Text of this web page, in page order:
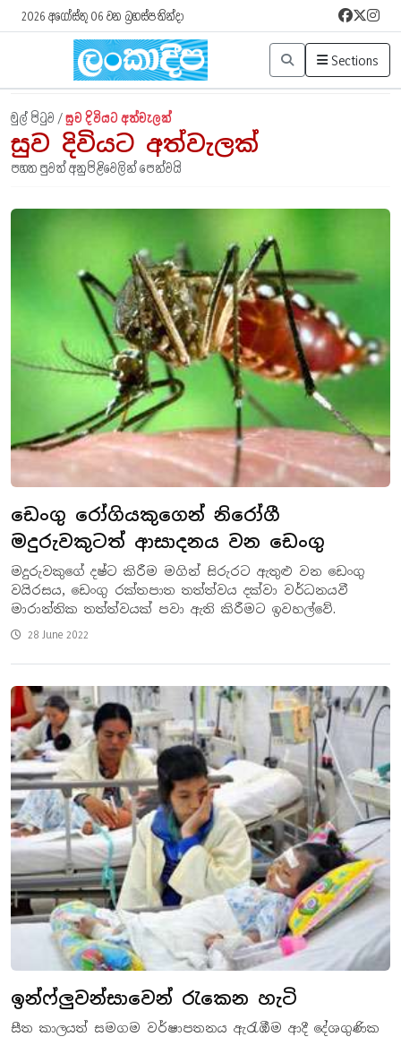
2026 අගෝස්තු 06 වන බ්‍රහස්පතින්දා
Sections
මුල් පිටුව /සුව දිවියට අත්වැලක්
සුව දිවියට අත්වැලක්
පහත පුවත් අනුපිළිවෙලින් පෙන්වයි
ඩෙංගු රෝගියකුගෙන් නිරෝගී
මදුරුවකුටත් ආසාදනය වන ඩෙංගු
මදුරුවකුගේ දෂ්ට කිරීම මගින් සිරුරට ඇතුළු වන ඩෙංගු
වයිරසය, ඩෙංගු රක්තපාත තත්ත්වය දක්වා වර්ධනයවී
මාරාන්තික තත්ත්වයක් පවා ඇති කිරීමට ඉවහල්වේ.
28 June 2022
ඉන්ෆ්ලුවන්සාවෙන් රැකෙන හැටි
සීත කාලයත් සමගම වර්ෂාපතනය ඇරැඹීම ආදී දේශගුණික